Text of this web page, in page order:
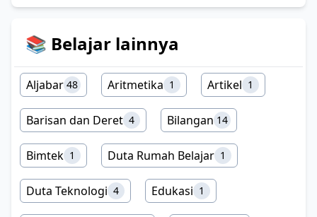
📚 Belajar lainnya
Aljabar 48 Aritmetika 1 Artikel 1
Barisan dan Deret 4 Bilangan 14
Bimtek 1 Duta Rumah Belajar 1
Duta Teknologi 4 Edukasi 1